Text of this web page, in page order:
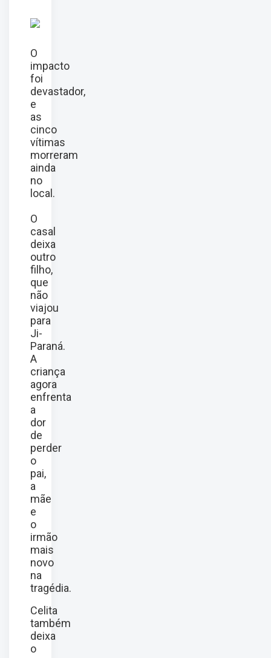
O
impacto
foi
devastador,
e
as
cinco
vítimas
morreram
ainda
no
local.
O
casal
deixa
outro
filho,
que
não
viajou
para
Ji-
Paraná.
A
criança
agora
enfrenta
a
dor
de
perder
o
pai,
a
mãe
e
o
irmão
mais
novo
na
tragédia.
Celita
também
deixa
o